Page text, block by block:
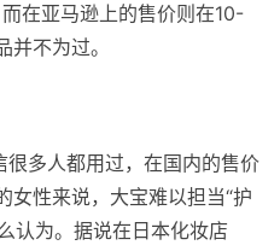
在亚马逊上的售价则在10-
不为过。
多人都用过，在国内的售价
女性来说，大宝难以担当“护
认为。据说在日本化妆店